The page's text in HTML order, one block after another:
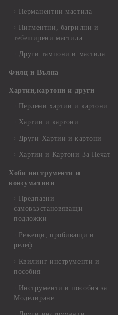
Перманентни мастила
Пигментни, багрилни и
тебеширени мастила
Други тампони и мастила
Филц и Вълна
Хартии,картони и други
Перлени хартии и картони
Хартии и картони
Други Хартии и картони
Хартии и Картони За Печат
Хоби инструменти и
консумативи
Предпазни
самовъзстановяващи
подложки
Режещи, пробиващи и
релеф
Квилинг инструменти и
пособия
Инструменти и пособия за
Моделиране